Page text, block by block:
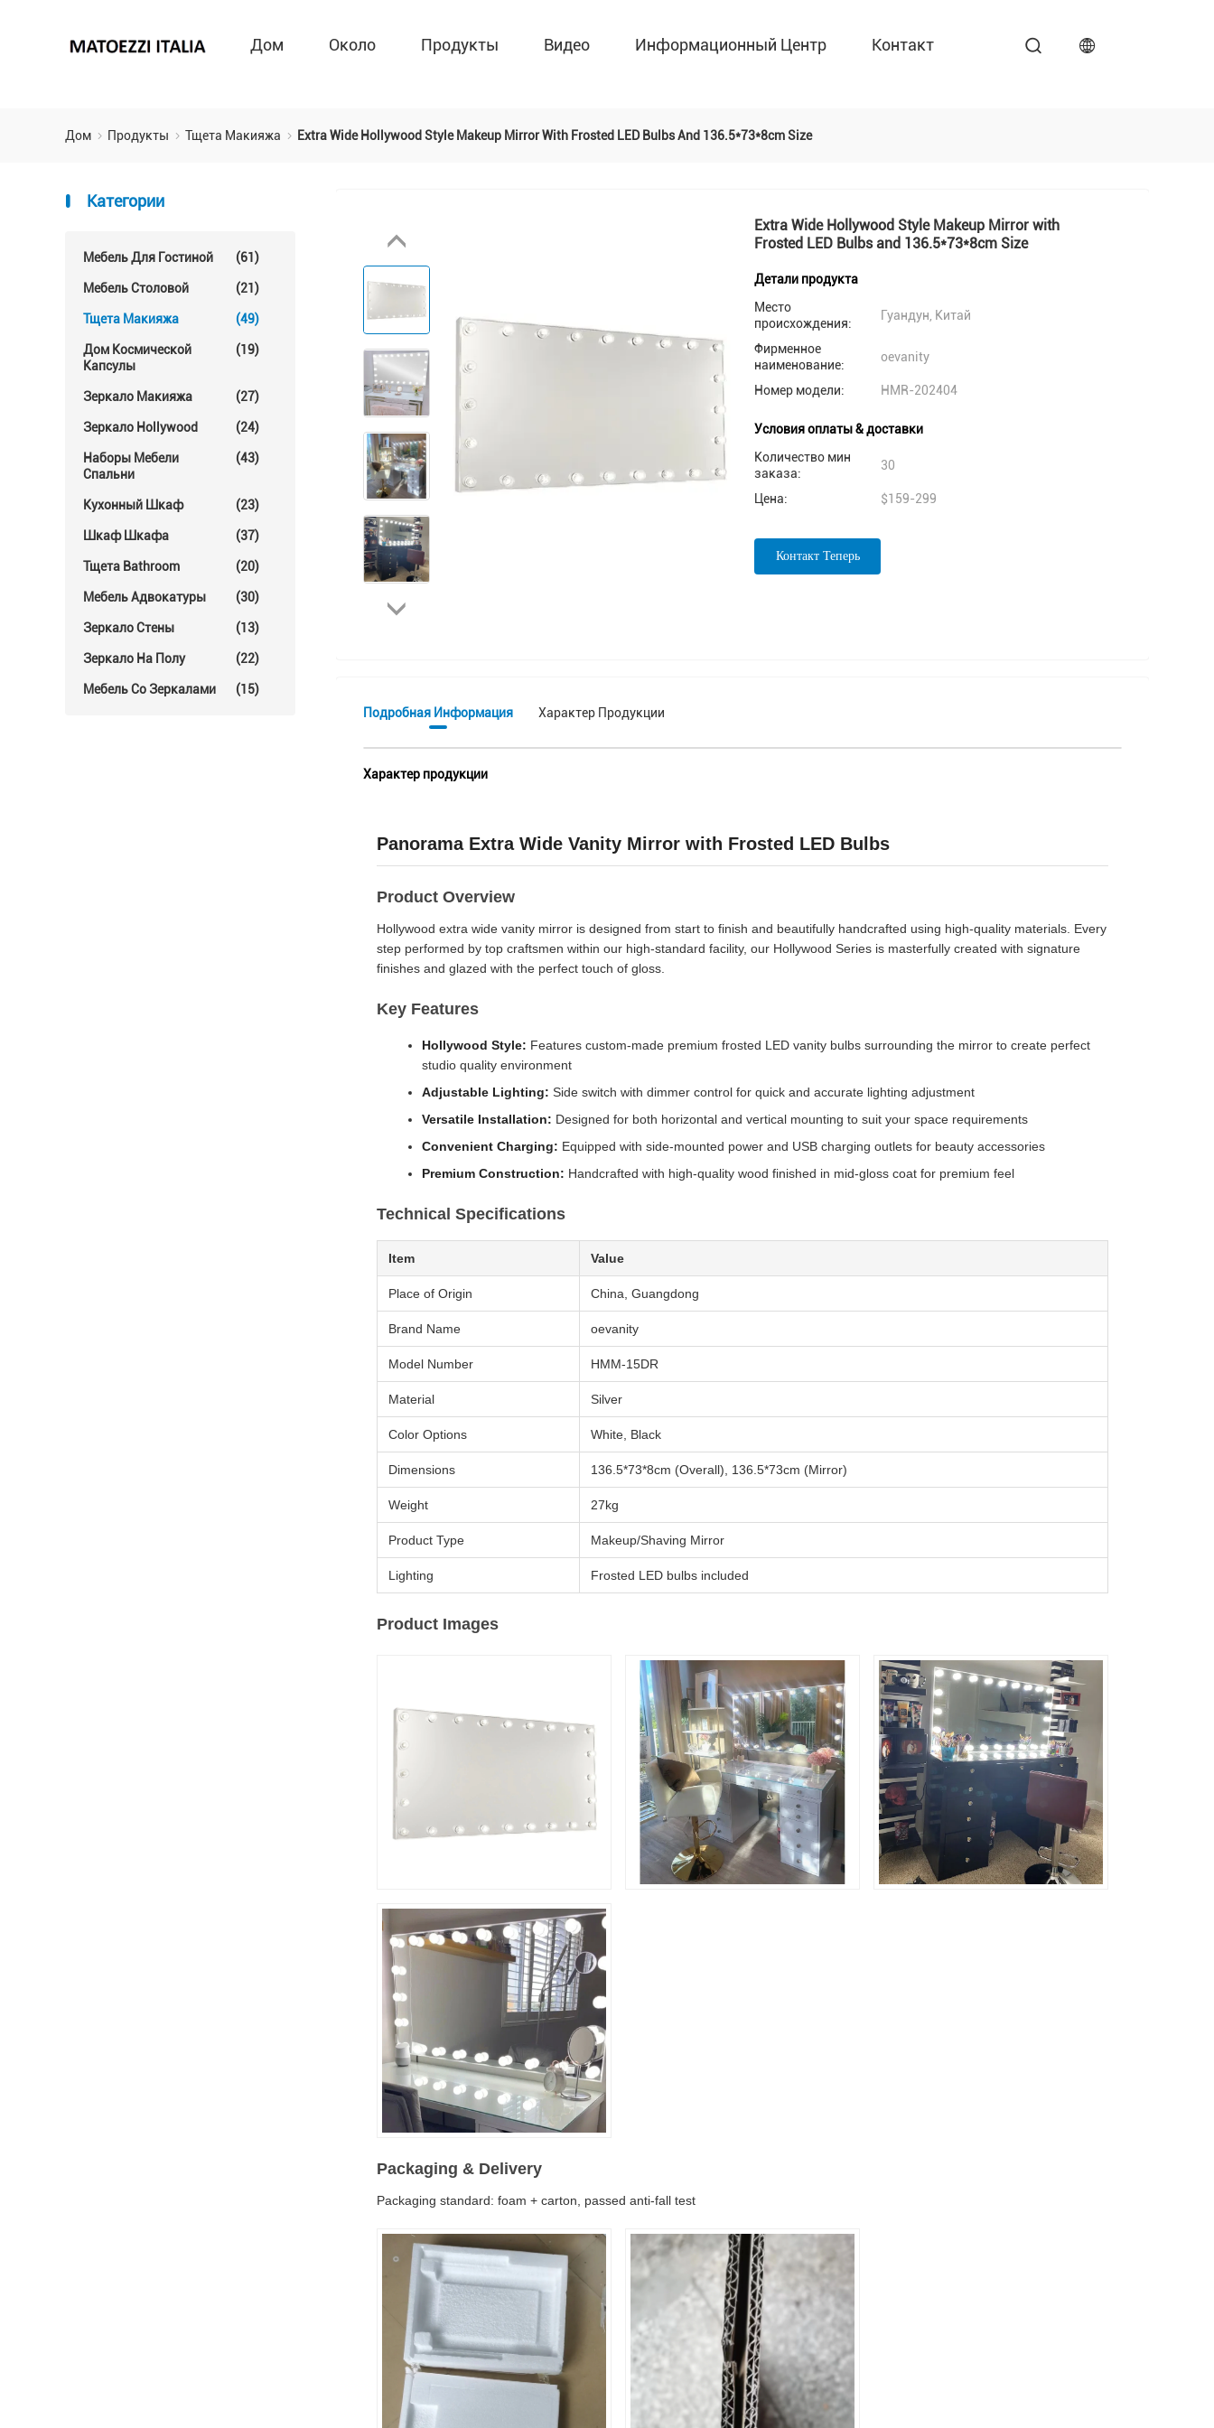
Дом Около Продукты Видео Информационный Центр Контакт
Дом Продукты Тщета Макияжа Extra Wide Hollywood Style Makeup Mirror With Frosted LED Bulbs And 136.5*73*8cm Size
Категории
Мебель Для Гостиной (61)
Мебель Столовой (21)
Тщета Макияжа (49)
Дом Космической
Капсулы
(19)
Зеркало Макияжа (27)
Зеркало Hollywood (24)
Наборы Мебели
Спальни
(43)
Кухонный Шкаф (23)
Шкаф Шкафа (37)
Тщета Bathroom (20)
Мебель Адвокатуры (30)
Зеркало Стены (13)
Зеркало На Полу (22)
Мебель Со Зеркалами (15)
Extra Wide Hollywood Style Makeup Mirror with
Frosted LED Bulbs and 136.5*73*8cm Size
Детали продукта
Место
происхождения:
Гуандун, Китай
Фирменное
наименование:
oevanity
Номер модели: HMR-202404
Условия оплаты & доставки
Количество мин
заказа:
30
Цена: $159-299
Контакт Теперь
Подробная Информация Характер Продукции
Характер продукции
Panorama Extra Wide Vanity Mirror with Frosted LED Bulbs
Product Overview
Hollywood extra wide vanity mirror is designed from start to finish and beautifully handcrafted using high-quality materials. Every
step performed by top craftsmen within our high-standard facility, our Hollywood Series is masterfully created with signature
finishes and glazed with the perfect touch of gloss.
Key Features
Hollywood Style: Features custom-made premium frosted LED vanity bulbs surrounding the mirror to create perfect
studio quality environment
Adjustable Lighting: Side switch with dimmer control for quick and accurate lighting adjustment
Versatile Installation: Designed for both horizontal and vertical mounting to suit your space requirements
Convenient Charging: Equipped with side-mounted power and USB charging outlets for beauty accessories
Premium Construction: Handcrafted with high-quality wood finished in mid-gloss coat for premium feel
Technical Specifications
Item Value
Place of Origin China, Guangdong
Brand Name oevanity
Model Number HMM-15DR
Material Silver
Color Options White, Black
Dimensions 136.5*73*8cm (Overall), 136.5*73cm (Mirror)
Weight 27kg
Product Type Makeup/Shaving Mirror
Lighting Frosted LED bulbs included
Product Images
Packaging & Delivery
Packaging standard: foam + carton, passed anti-fall test
Пользуйтесь скидкой 10% на первый заказ
смс*
рассмотрение